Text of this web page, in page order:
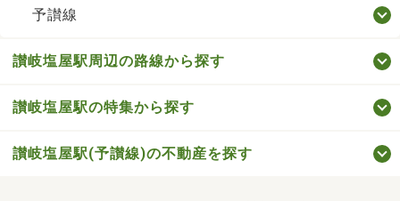
予讃線
讃岐塩屋駅周辺の路線から探す
讃岐塩屋駅の特集から探す
讃岐塩屋駅(予讃線)の不動産を探す